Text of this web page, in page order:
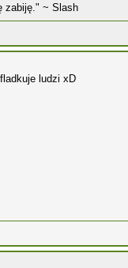
zabiję." ~ Slash
ludzi xD